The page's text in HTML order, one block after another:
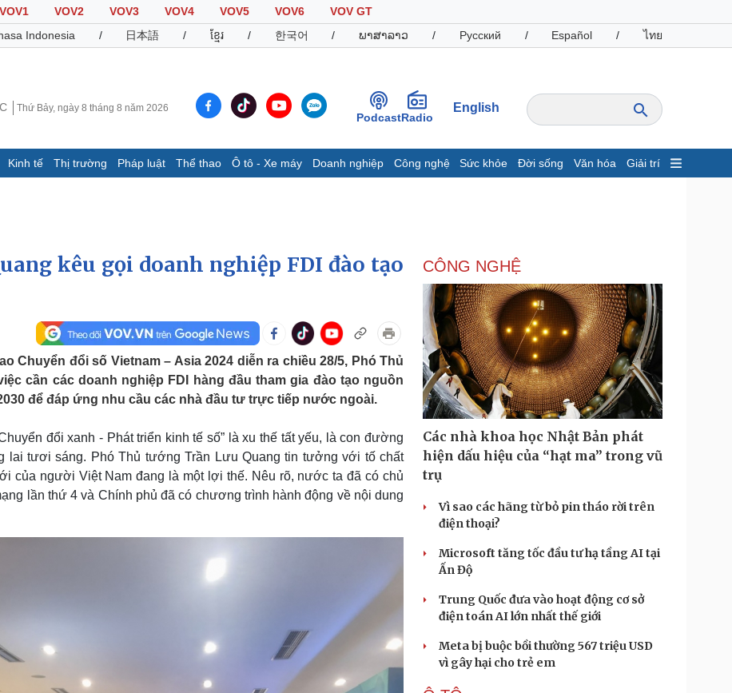
VOV1 VOV2 VOV3 VOV4 VOV5 VOV6
VOV GT
Indonesia / 日本語 / ខ្មែរ / 한국어 / ພາສາລາວ / Русский / Español / ไทย
Thứ Bảy, ngày 8 tháng 8 năm 2026
PodcastRadio
English
Kinh tế Thị trường Pháp luật Thể thao Ô tô - Xe máy Doanh nghiệp Công nghệ Sức khỏe Đời sống Văn hóa Giải trí
Infographic
Giá cà phê
Thể thao
Lịch thi đấu bóng đá
Thế giới thể thao
eSports
Ô tô - Xe máy
Xe máy
Tư vấn
Doanh nghiệp
Thông tin doanh nghiệp
Doanh nghiệp 24h
Doanh nhân
Vì cộng đồng
Công nghệ
Sành điệu
Tin Công nghệ
Trải nghiệm
Chuyển đổi số
Văn hóa
Sân khấu - Điện ảnh
Văn học
Âm nhạc
Giải trí
Nghệ sĩ
Thời trang
Sao Việt
Du lịch
Săn Tour
check-in
Podcast
Câu chuyện thời sự
Cửa sổ tình yêu
Kể chuyện cho bé
kêu gọi doanh nghiệp FDI đào tạo
Chuyển đổi số Vietnam – Asia 2024 diễn ra chiều 28/5, Phó Thủ
cần các doanh nghiệp FDI hàng đầu tham gia đào tạo nguồn
để đáp ứng nhu cầu các nhà đầu tư trực tiếp nước ngoài.
đổi xanh - Phát triển kinh tế số” là xu thế tất yếu, là con đường
lai tươi sáng. Phó Thủ tướng Trần Lưu Quang tin tưởng với tố chất
của người Việt Nam đang là một lợi thế. Nêu rõ, nước ta đã có chủ
lần thứ 4 và Chính phủ đã có chương trình hành động về nội dung
CÔNG NGHỆ
Các nhà khoa học Nhật Bản phát
hiện dấu hiệu của “hạt ma” trong vũ
trụ
Vì sao các hãng từ bỏ pin tháo rời trên
điện thoại?
Microsoft tăng tốc đầu tư hạ tầng AI tại
Ấn Độ
Trung Quốc đưa vào hoạt động cơ sở
điện toán AI lớn nhất thế giới
Meta bị buộc bồi thường 567 triệu USD
vì gây hại cho trẻ em